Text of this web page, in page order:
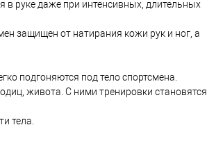
в руке даже при интенсивных, длительных
защищен от натирания кожи рук и ног, а
подгоняются под тело спортсмена.
живота. С ними тренировки становятся
тела.